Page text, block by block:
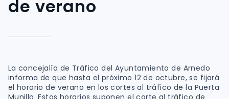
de verano
La concejalía de Tráfico del Ayuntamiento de Arnedo
informa de que hasta el próximo 12 de octubre, se fijará
el horario de verano en los cortes al tráfico de la Puerta